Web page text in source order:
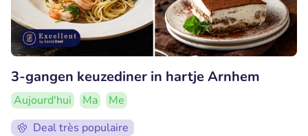
3-gangen keuzediner in hartje Arnhem
Aujourd'hui Ma
Me
Deal très populaire